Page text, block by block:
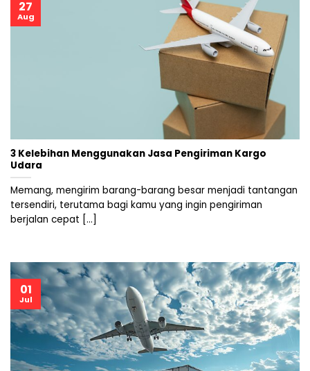
3 Kelebihan Menggunakan Jasa Pengiriman Kargo
Udara
Memang, mengirim barang-barang besar menjadi tantangan
tersendiri, terutama bagi kamu yang ingin pengiriman
berjalan cepat [...]
27
Aug
01
Jul